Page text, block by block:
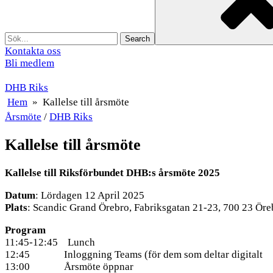
Kontakta oss
Bli medlem
DHB Riks
Hem » Kallelse till årsmöte
Årsmöte / DHB Riks
Kallelse till årsmöte
Kallelse till Riksförbundet DHB:s årsmöte 2025
Datum: Lördagen 12 April 2025
Plats: Scandic Grand Örebro, Fabriksgatan 21-23, 700 23
Program
11:45-12:45 Lunch
12:45 Inloggning Teams (för dem som deltar digitalt
13:00 Årsmöte öppnar